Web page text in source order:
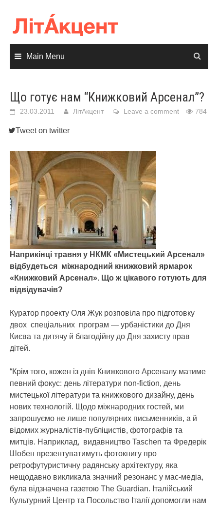
content
Main Menu
Що готує нам “Книжковий Арсенал”?
23.03.2011 ЛітАкцент Leave a comment 784
Tweet on twitter
Наприкінці травня у НКМК «Мистецький Арсенал»
відбудеться міжнародний книжковий ярмарок
«Книжковий Арсенал». Що ж цікавого готують для
відвідувачів?
Куратор проекту Оля Жук розповіла про підготовку
двох спеціальних програм — урбаністики до Дня
Києва та дитячу й благодійну до Дня захисту прав
дітей.
“Крім того, кожен із днів Книжкового Арсеналу матиме
певний фокус: день літератури non-fiction, день
мистецької літератури та книжкового дизайну, день
нових технологій. Щодо міжнародних гостей, ми
запрошуємо не лише популярних письменників, а й
відомих журналістів-публіцистів, фотографів та
митців. Наприклад, видавництво Taschen та Фредерік
Шобен презентуватимуть фотокнигу про
ретрофутуристичну радянську архітектуру, яка
нещодавно викликала значний резонанс у мас-медіа,
була відзначена газетою The Guardian. Італійський
Культурний Центр та Посольство Італії допомогли нам